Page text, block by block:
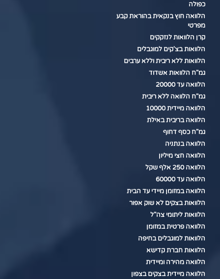
כפולה
הלוואה חוץ בנקאית בהוראת קבע
מפרטי
קרן הלוואות לנזקקים
הלוואות בצ'קים למוגבלים
הלוואות ללא ריבית וללא ערבים
גמ"ח הלוואות אשדוד
הלוואה עד 20000
גמ"ח הלוואה ללא ריבית
הלוואה מיידית 10000
הלוואה בריבית באילת
גמ"ח כסף דחוף
הלוואה בנתניה
הלוואה חצי מיליון
הלוואה 250 אלף שקל
הלוואה עד 60000
הלוואה במזומן מיידי עד הבית
הלוואות בצקים לא שוק אפור
הלוואות ליתומי צה"ל
הלוואה פרטית במזומן
הלוואות למוגבלים בחיפה
הלוואות חברת קדישא
הלוואה מהירה ומיידית
הלוואה מיידית בצקים בצפון